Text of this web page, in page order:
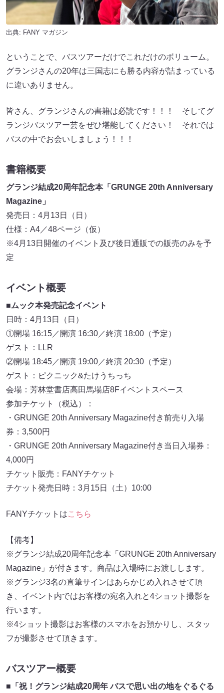
出典: FANY マガジン
ということで、バスツアーだけでこれだけのボリューム。
グランジさんの20年は三国志にも勝る内容が詰まっている
に違いありません。
皆さん、グランジさんの書籍は必読です！！！ そしてグ
ランジバスツアー芸をぜひ堪能してください！ それでは
バスの中でお会いしましょう！！！
書籍概要
グランジ結成20周年記念本「GRUNGE 20th Anniversary
Magazine」
発売日：4月13日（日）
仕様：A4／48ページ（仮）
※4月13日開催のイベント及び後日通販での販売のみを予
定
イベント概要
■ムック本発売記念イベント
日時：4月13日（日）
①開場 16:15／開演 16:30／終演 18:00（予定）
ゲスト：LLR
②開場 18:45／開演 19:00／終演 20:30（予定）
ゲスト：ピクニック&たけうちっち
会場：芳林堂書店高田馬場店8Fイベントスペース
参加チケット（税込）：
・GRUNGE 20th Anniversary Magazine付き前売り入場
券：3,500円
・GRUNGE 20th Anniversary Magazine付き当日入場券：
4,000円
チケット販売：FANYチケット
チケット発売日時：3月15日（土）10:00
FANYチケットはこちら
【備考】
※グランジ結成20周年記念本「GRUNGE 20th Anniversary
Magazine」が付きます。商品は入場時にお渡しします。
※グランジ3名の直筆サインはあらかじめ入れさせて頂
き、イベント内ではお客様の宛名入れと4ショット撮影を
行います。
※4ショット撮影はお客様のスマホをお預かりし、スタッ
フが撮影させて頂きます。
バスツアー概要
■「祝！グランジ結成20周年 バスで思い出の地をぐるぐる